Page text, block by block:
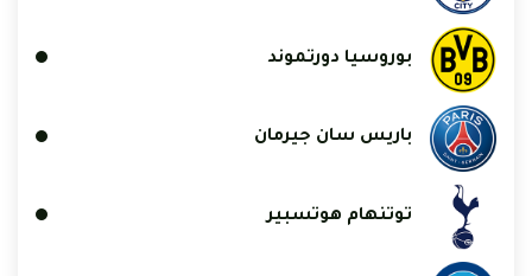
بوروسيا دورتموند
باريس سان جيرمان
توتنهام هوتسبير